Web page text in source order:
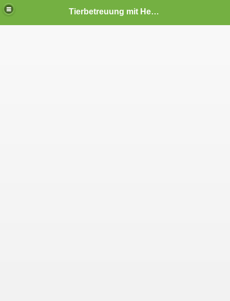
Tierbetreuung mit Herz und Verstand